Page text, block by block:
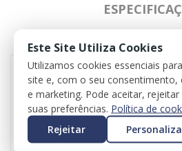
REVIEWS
Capas de carbono para
Referência original:
Valor do iva incluído
Valor do transporte não incluído
Este Site Utiliza Cookies
Utilizamos cookies essenciais
site e, com o seu consentimento,
e marketing. Pode aceitar,
suas preferências. Política de
Rejeitar